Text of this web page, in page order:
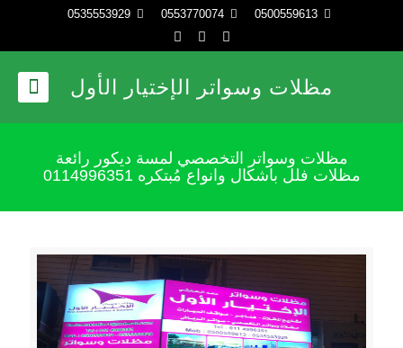
0500559613
0553770074
0535553929
مظلات وسواتر الإختيار الأول
مظلات وسواتر التخصصي لمسة ديكور رائعة
مظلات فلل باشكال وانواع مُبتكره 0114996351